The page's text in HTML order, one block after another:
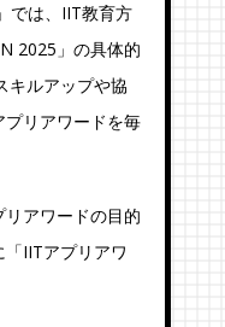
では、IIT教育方
2025」の具体的
キルアップや協
リアワードを毎
アワードの目的
IITアプリアワ